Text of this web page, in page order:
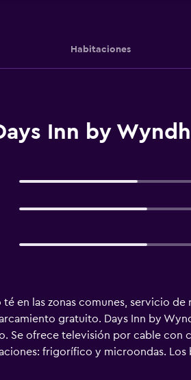
Habitaciones
Inn by
té en las zonas comunes, servicio
gratuito. Days Inn by
Se ofrece televisión por cable con
frigorífico y microondas.
en Montgomery ofrece acceso